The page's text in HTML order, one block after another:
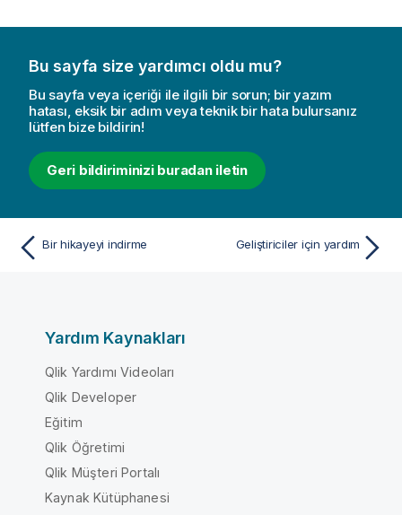
Bu sayfa size yardımcı oldu mu?
Bu sayfa veya içeriği ile ilgili bir sorun; bir yazım
hatası, eksik bir adım veya teknik bir hata bulursanız
lütfen bize bildirin!
Geri bildiriminizi buradan iletin
Bir hikayeyi indirme Geliştiriciler için yardım
Yardım Kaynakları
Qlik Yardımı Videoları
Qlik Developer
Eğitim
Qlik Öğretimi
Qlik Müşteri Portalı
Kaynak Kütüphanesi